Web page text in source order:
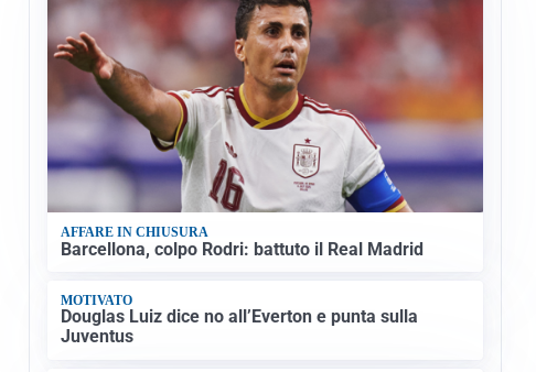
AFFARE IN CHIUSURA
Barcellona, colpo Rodri: battuto il Real Madrid
MOTIVATO
Douglas Luiz dice no all’Everton e punta sulla
Juventus